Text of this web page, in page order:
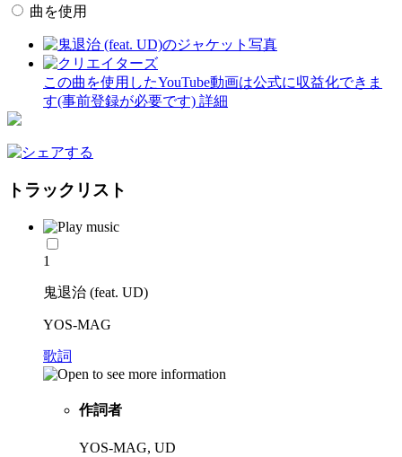
曲を使用
この曲を使用したYouTube動画は公式に収益化できま
す(事前登録が必要です) 詳細
トラックリスト
1
鬼退治 (feat. UD)
YOS-MAG
歌詞
作詞者
YOS-MAG, UD